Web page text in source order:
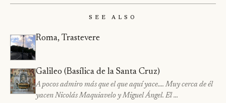
See Also
Roma, Trastevere
Galileo (Basílica de la Santa Cruz)
A pocos admiro más que el que aquí yace…. Muy cerca de él
yacen Nicolás Maquiavelo y Miguel Ángel. El …